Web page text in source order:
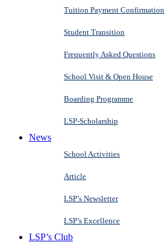
Tuition Payment Confirmation
Student Transition
Frequently Asked Questions
School Visit & Open House
Boarding Programme
LSP-Scholarship
News
School Activities
Article
LSP’s Newsletter
LSP’s Excellence
LSP’s Club